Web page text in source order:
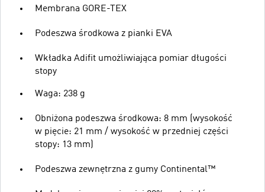
Membrana GORE-TEX
Podeszwa środkowa z pianki EVA
Wkładka Adifit umożliwiająca pomiar długości
stopy
Waga: 238 g
Obniżona podeszwa środkowa: 8 mm (wysokość
w pięcie: 21 mm / wysokość w przedniej części
stopy: 13 mm)
Podeszwa zewnętrzna z gumy Continental™